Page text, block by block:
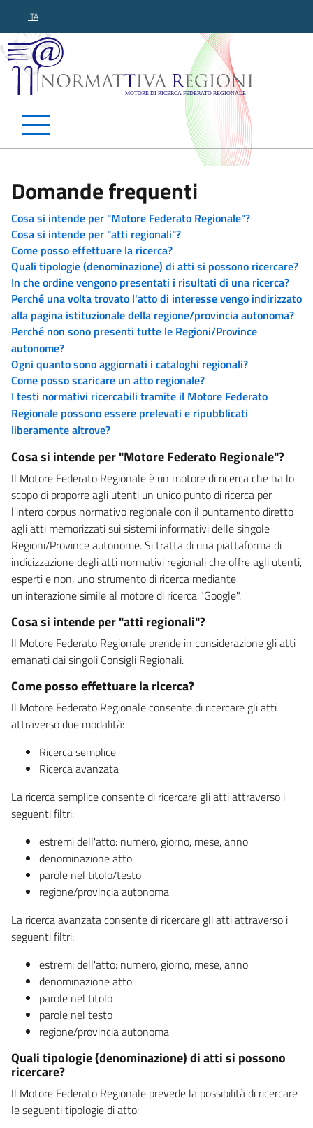
ITA
Normattiva Regioni -
Domande frequenti
Cosa si intende per "Motore Federato Regionale"?
Cosa si intende per "atti regionali"?
Come posso effettuare la ricerca?
Quali tipologie (denominazione) di atti si possono ricercare?
In che ordine vengono presentati i risultati di una ricerca?
Perché una volta trovato l'atto di interesse vengo indirizzato
alla pagina istituzionale della regione/provincia autonoma?
Perché non sono presenti tutte le Regioni/Province
autonome?
Ogni quanto sono aggiornati i cataloghi regionali?
Come posso scaricare un atto regionale?
I testi normativi ricercabili tramite il Motore Federato
Regionale possono essere prelevati e ripubblicati
liberamente altrove?
Cosa si intende per "Motore Federato Regionale"?
Il Motore Federato Regionale è un motore di ricerca che ha lo
scopo di proporre agli utenti un unico punto di ricerca per
l'intero corpus normativo regionale con il puntamento diretto
agli atti memorizzati sui sistemi informativi delle singole
Regioni/Province autonome. Si tratta di una piattaforma di
indicizzazione degli atti normativi regionali che offre agli utenti,
esperti e non, uno strumento di ricerca mediante
un'interazione simile al motore di ricerca "Google".
Cosa si intende per "atti regionali"?
Il Motore Federato Regionale prende in considerazione gli atti
emanati dai singoli Consigli Regionali.
Come posso effettuare la ricerca?
Il Motore Federato Regionale consente di ricercare gli atti
attraverso due modalità:
Ricerca semplice
Ricerca avanzata
La ricerca semplice consente di ricercare gli atti attraverso i
seguenti filtri:
estremi dell'atto: numero, giorno, mese, anno
denominazione atto
parole nel titolo/testo
regione/provincia autonoma
La ricerca avanzata consente di ricercare gli atti attraverso i
seguenti filtri:
estremi dell'atto: numero, giorno, mese, anno
denominazione atto
parole nel titolo
parole nel testo
regione/provincia autonoma
Quali tipologie (denominazione) di atti si possono
ricercare?
Il Motore Federato Regionale prevede la possibilità di ricercare
le seguenti tipologie di atto: